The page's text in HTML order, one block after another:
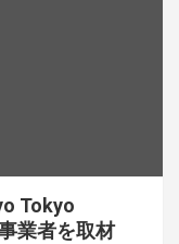
Tokyo
業者を取材